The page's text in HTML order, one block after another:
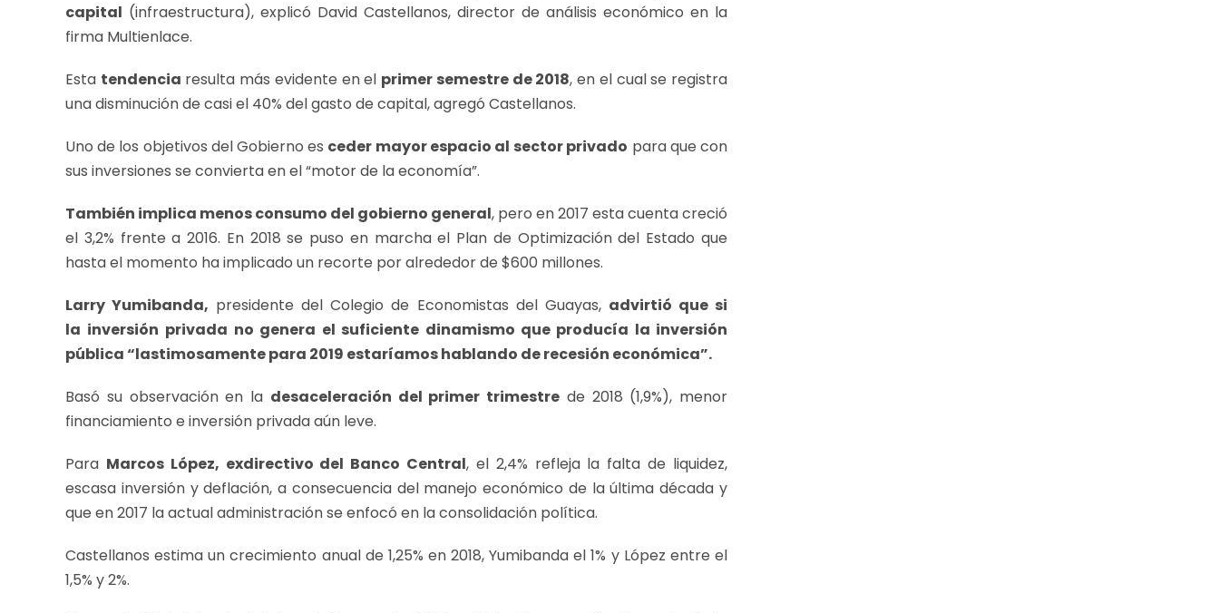
capital (infraestructura), explicó David Castellanos, director de análisis económico en la
firma Multienlace.
Esta tendencia resulta más evidente en el primer semestre de 2018, en el cual se registra
una disminución de casi el 40% del gasto de capital, agregó Castellanos.
Uno de los objetivos del Gobierno es ceder mayor espacio al sector privado para que con
sus inversiones se convierta en el “motor de la economía”.
También implica menos consumo del gobierno general, pero en 2017 esta cuenta creció
el 3,2% frente a 2016. En 2018 se puso en marcha el Plan de Optimización del Estado que
hasta el momento ha implicado un recorte por alrededor de $600 millones.
Larry Yumibanda, presidente del Colegio de Economistas del Guayas, advirtió que si
la inversión privada no genera el suficiente dinamismo que producía la inversión
pública “lastimosamente para 2019 estaríamos hablando de recesión económica”.
Basó su observación en la desaceleración del primer trimestre de 2018 (1,9%), menor
financiamiento e inversión privada aún leve.
Para Marcos López, exdirectivo del Banco Central, el 2,4% refleja la falta de liquidez,
escasa inversión y deflación, a consecuencia del manejo económico de la última década y
que en 2017 la actual administración se enfocó en la consolidación política.
Castellanos estima un crecimiento anual de 1,25% en 2018, Yumibanda el 1% y López entre el
1,5% y 2%.